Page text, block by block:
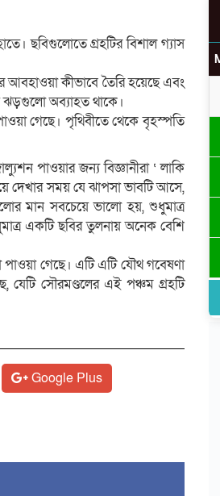
ছবিগুলোতে গ্রহটির বিশাল গ্যাস
আবহাওয়া কীভাবে তৈরি হয়েছে এবং
ঝড়গুলো অব্যাহত থাকে।
গেছে। পৃথিবীতে থেকে বৃহস্পতি
পাওয়ার জন্য বিজ্ঞানীরা ‘ লাকি
দেখার সময় যে ঝাপসা ভাবটি আসে,
মান সবচেয়ে ভালো হয়, শুধুমাত্র
একটি ছবির তুলনায় অনেক বেশি
পাওয়া গেছে। এটি এটি যৌথ গবেষণা
যেটি সৌরমণ্ডলের এই পঞ্চম গ্রহটি
Google Plus